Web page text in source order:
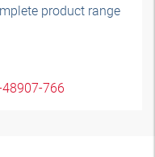
product range
766